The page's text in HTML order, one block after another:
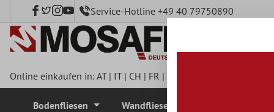
springen Service-Hotline +49 40 79750890
Online einkaufen in:AT| IT| CH | FR |
Bodenfliesen Wandfliesen